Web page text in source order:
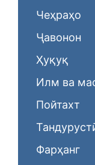
Чеҳраҳо
Ҷавонон
Ҳуқуқ
Илм ва
Пойтахт
Фарҳанг